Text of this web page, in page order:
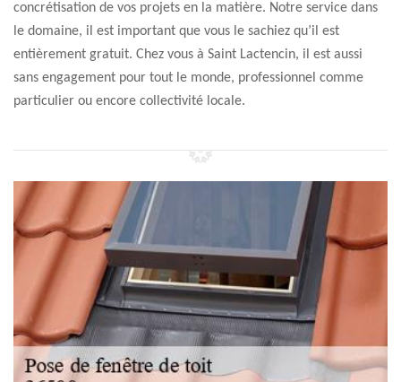
concrétisation de vos projets en la matière. Notre service dans
le domaine, il est important que vous le sachiez qu’il est
entièrement gratuit. Chez vous à Saint Lactencin, il est aussi
sans engagement pour tout le monde, professionnel comme
particulier ou encore collectivité locale.